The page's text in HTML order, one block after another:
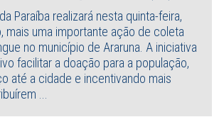
Paraíba realizará nesta quinta-feira,
mais uma importante ação de coleta
no município de Araruna. A iniciativa
facilitar a doação para a população,
até a cidade e incentivando mais
...